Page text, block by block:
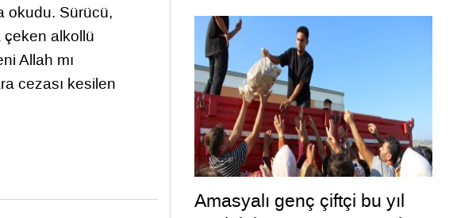
okudu. Sürücü,
çeken alkollü
Allah mı
cezası kesilen
bakımda
Amasyalı genç çiftçi bu yıl